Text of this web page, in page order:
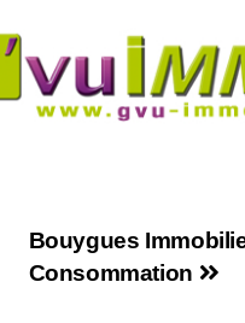
Bouygues
Consommation